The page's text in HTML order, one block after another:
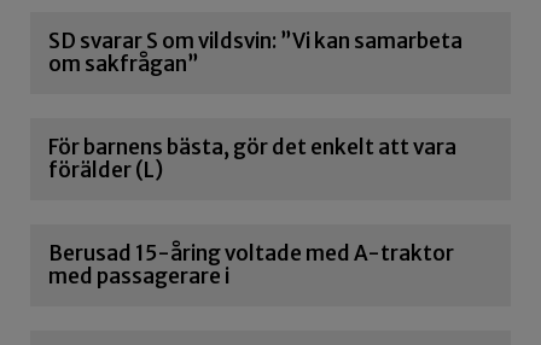
SD svarar S om vildsvin: ”Vi kan samarbeta
om sakfrågan”
För barnens bästa, gör det enkelt att vara
förälder (L)
Berusad 15-åring voltade med A-traktor
med passagerare i